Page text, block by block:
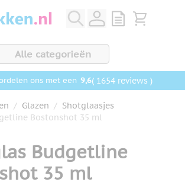
View quote,
Bekijk
Alle categorieën
ons met een 9,6( 1654 reviews )
/ Glazen / Shotglaasjes
Bostonshot 35 ml
Budgetline
35 ml